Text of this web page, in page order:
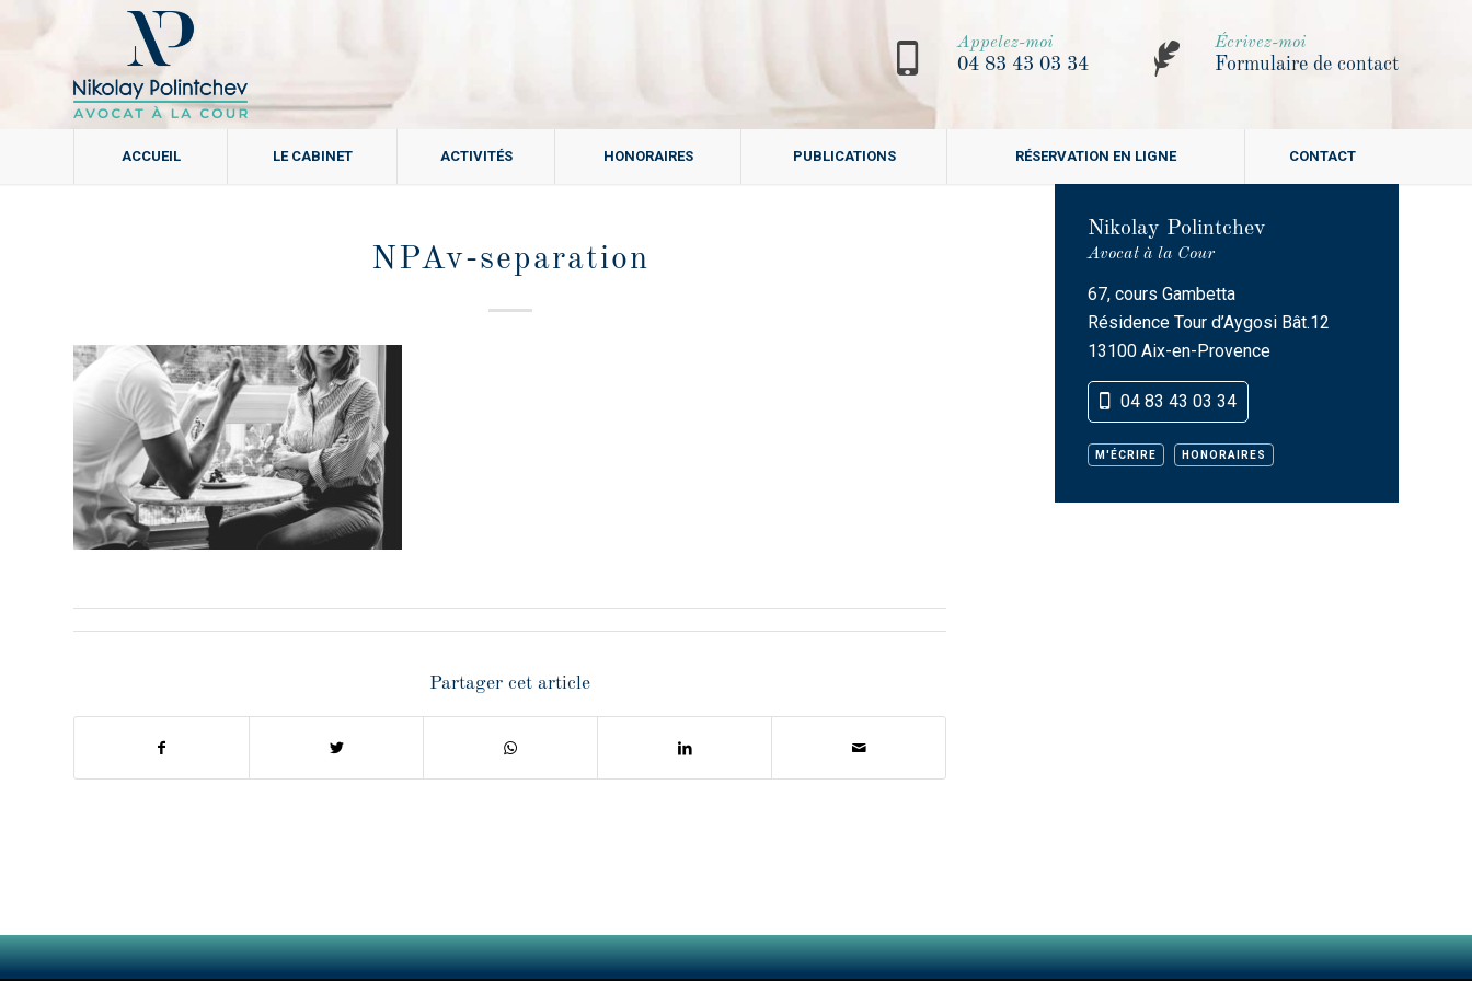
Appelez-moi
04 83 43 03 34
Écrivez-moi
Formulaire de contact
ACCUEIL LE CABINET ACTIVITÉS HONORAIRES PUBLICATIONS RÉSERVATION EN LIGNE CONTACT
NPAv-separation
Partager cet article
Nikolay Polintchev
Avocat à la Cour
67, cours Gambetta
Résidence Tour d’Aygosi Bât.12
13100 Aix-en-Provence
04 83 43 03 34
M'ÉCRIRE HONORAIRES